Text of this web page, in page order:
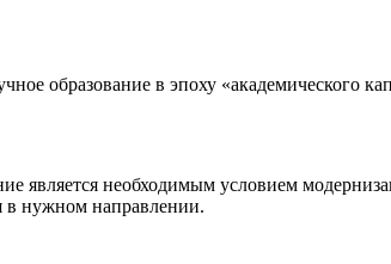
образование в эпоху «академического
является необходимым условием
нужном направлении.